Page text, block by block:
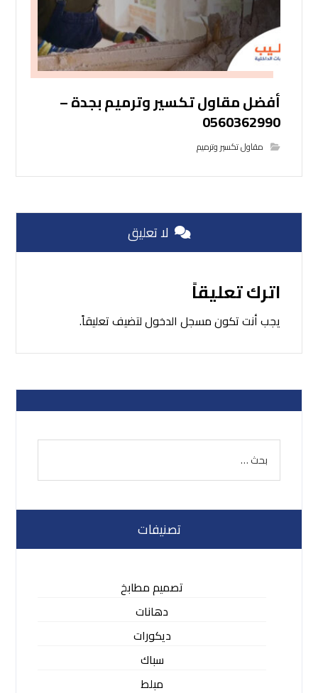
أفضل مقاول تكسير وترميم بجدة –
0560362990
مقاول تكسير وترميم
لا تعليق
اترك تعليقاً
يجب أنت تكونمسجل الدخوللتضيف تعليقاً.
تصنيفات
تصميم مطابخ
دهانات
ديكورات
سباك
مبلط